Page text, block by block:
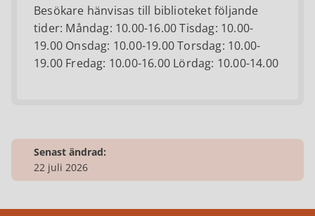
Besökare hänvisas till biblioteket följande
tider: Måndag: 10.00-16.00 Tisdag: 10.00-
19.00 Onsdag: 10.00-19.00 Torsdag: 10.00-
19.00 Fredag: 10.00-16.00 Lördag: 10.00-14.00
Senast ändrad:
22 juli 2026